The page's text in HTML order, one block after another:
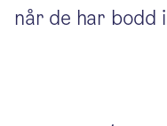
når de har bodd